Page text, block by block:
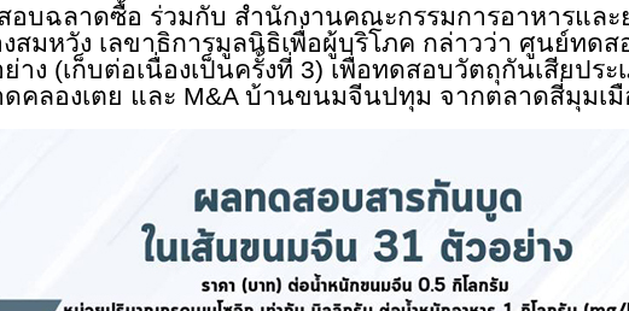
าดซื้อ ร่วมกับ สำนักงานคณะกรรมการอาหารและ
งสมหวัง เลขาธิการมูลนิธิเพื่อผู้บริโภค กล่าวว่า ศูนย์ท
ง (เก็บต่อเนื่องเป็นครั้งที่ 3) เพื่อทดสอบวัตถุกันเสียป
คลองเตย และ M&A บ้านขนมจีนปทุม จากตลาดสี่มุมเ